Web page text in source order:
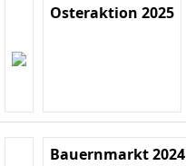
Osteraktion 2025
Bauernmarkt 2024